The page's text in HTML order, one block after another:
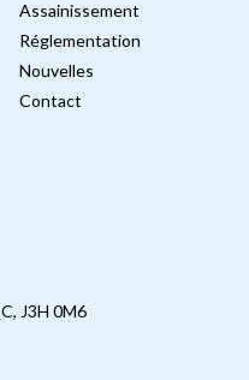
Assainissement
Réglementation
Nouvelles
Contact
J3H 0M6